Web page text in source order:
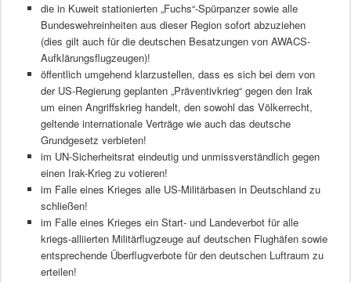
die in Kuweit stationierten „Fuchs“-Spürpanzer sowie alle
Bundeswehreinheiten aus dieser Region sofort abzuziehen
(dies gilt auch für die deutschen Besatzungen von AWACS-
Aufklärungsflugzeugen)!
öffentlich umgehend klarzustellen, dass es sich bei dem von
der US-Regierung geplanten „Präventivkrieg“ gegen den Irak
um einen Angriffskrieg handelt, den sowohl das Völkerrecht,
geltende internationale Verträge wie auch das deutsche
Grundgesetz verbieten!
im UN-Sicherheitsrat eindeutig und unmissverständlich gegen
einen Irak-Krieg zu votieren!
im Falle eines Krieges alle US-Militärbasen in Deutschland zu
schließen!
im Falle eines Krieges ein Start- und Landeverbot für alle
kriegs-alliierten Militärflugzeuge auf deutschen Flughäfen sowie
entsprechende Überflugverbote für den deutschen Luftraum zu
erteilen!